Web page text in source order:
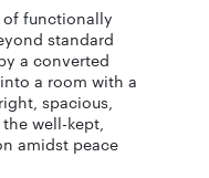
of functionally
standard
a converted
a room with a
spacious,
well-kept,
amidst peace